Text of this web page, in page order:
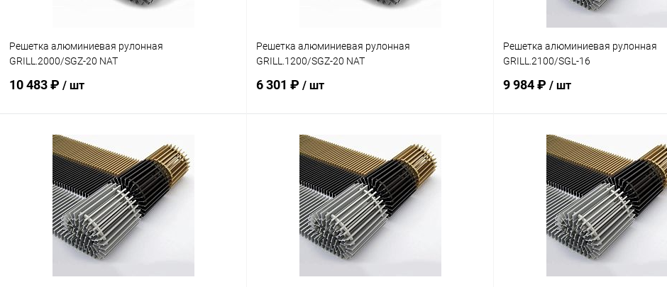
Решетка алюминиевая рулонная
GRILL.2000/SGZ-20 NAT
10 483 ₽ / шт
Купить в 1 клик Сравнение
В избранное заказ 3-5 дней
Решетка алюминиевая рулонная
GRILL.1200/SGZ-20 NAT
6 301 ₽ / шт
Купить в 1 клик Сравнение
В избранное заказ 3-5 дней
Решетка алюминиевая рулонная
GRILL.2100/SGL-16
9 984 ₽ / шт
Купить в 1 клик
В избранное